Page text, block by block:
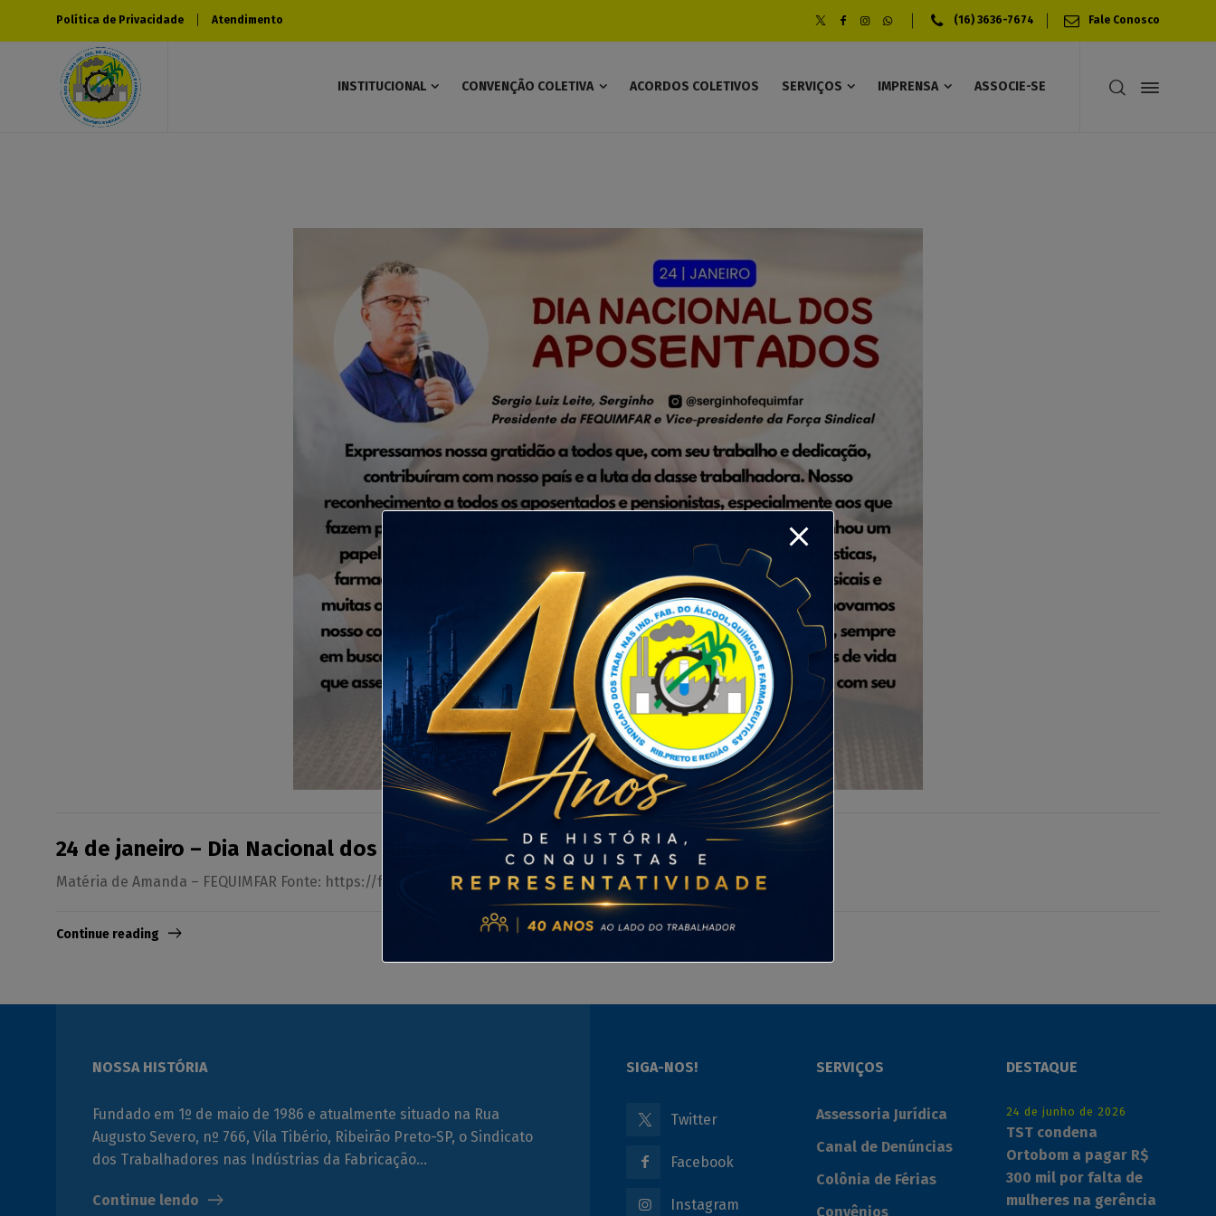
Política de Privacidade Atendimento (16) 3636-7674 Fale Conosco
INSTITUCIONAL CONVENÇÃO COLETIVA ACORDOS COLETIVOS SERVIÇOS IMPRENSA ASSOCIE-SE
24 de janeiro – Dia Nacional dos Aposentados
Matéria de Amanda – FEQUIMFAR Fonte: https://fequimfar.org.br/
Continue reading
NOSSA HISTÓRIA
Fundado em 1º de maio de 1986 e atualmente situado na Rua
Augusto Severo, nº 766, Vila Tibério, Ribeirão Preto-SP, o Sindicato
dos Trabalhadores nas Indústrias da Fabricação…
Continue lendo
SIGA-NOS!
Twitter
Facebook
Instagram
SERVIÇOS
Assessoria Jurídica
Canal de Denúncias
Colônia de Férias
Convênios
DESTAQUE
24 de junho de 2026
TST condena
Ortobom a pagar R$
300 mil por falta de
mulheres na gerência